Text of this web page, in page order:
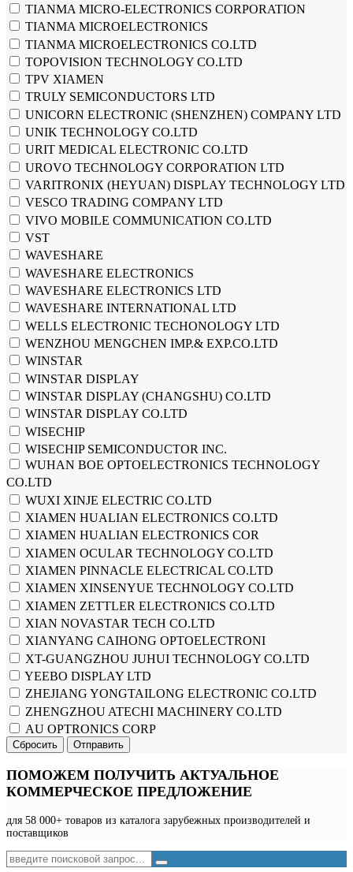
TIANMA MICRO-ELECTRONICS CORPORATION
TIANMA MICROELECTRONICS
TIANMA MICROELECTRONICS CO.LTD
TOPOVISION TECHNOLOGY CO.LTD
TPV XIAMEN
TRULY SEMICONDUCTORS LTD
UNICORN ELECTRONIC (SHENZHEN) COMPANY LTD
UNIK TECHNOLOGY CO.LTD
URIT MEDICAL ELECTRONIC CO.LTD
UROVO TECHNOLOGY CORPORATION LTD
VARITRONIX (HEYUAN) DISPLAY TECHNOLOGY LTD
VESCO TRADING COMPANY LTD
VIVO MOBILE COMMUNICATION CO.LTD
VST
WAVESHARE
WAVESHARE ELECTRONICS
WAVESHARE ELECTRONICS LTD
WAVESHARE INTERNATIONAL LTD
WELLS ELECTRONIC TECHONOLOGY LTD
WENZHOU MENGCHEN IMP.& EXP.CO.LTD
WINSTAR
WINSTAR DISPLAY
WINSTAR DISPLAY (CHANGSHU) CO.LTD
WINSTAR DISPLAY CO.LTD
WISECHIP
WISECHIP SEMICONDUCTOR INC.
WUHAN BOE OPTOELECTRONICS TECHNOLOGY
CO.LTD
WUXI XINJE ELECTRIC CO.LTD
XIAMEN HUALIAN ELECTRONICS CO.LTD
XIAMEN HUALIAN ELECTRONICS COR
XIAMEN OCULAR TECHNOLOGY CO.LTD
XIAMEN PINNACLE ELECTRICAL CO.LTD
XIAMEN XINSENYUE TECHNOLOGY CO.LTD
XIAMEN ZETTLER ELECTRONICS CO.LTD
XIAN NOVASTAR TECH CO.LTD
XIANYANG CAIHONG OPTOELECTRONI
XT-GUANGZHOU JUHUI TECHNOLOGY CO.LTD
YEEBO DISPLAY LTD
ZHEJIANG YONGTAILONG ELECTRONIC CO.LTD
ZHENGZHOU ATECHI MACHINERY CO.LTD
АU OPTRONICS CORP
Сбросить Отправить
ПОМОЖЕМ ПОЛУЧИТЬ АКТУАЛЬНОЕ
КОММЕРЧЕСКОЕ ПРЕДЛОЖЕНИЕ
для 58 000+ товаров из каталога зарубежных производителей и
поставщиков